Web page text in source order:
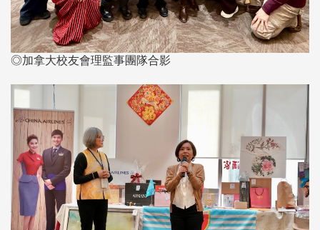
◎加拿大校友會理監事團隊合影